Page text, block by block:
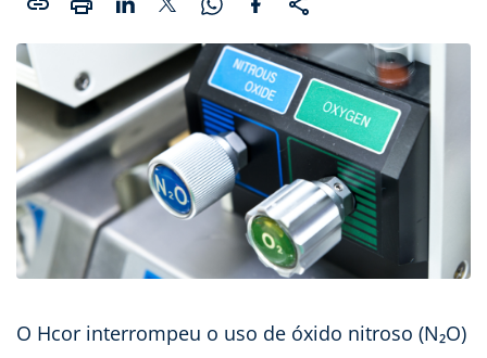
O Hcor interrompeu o uso de óxido nitroso (N₂O)